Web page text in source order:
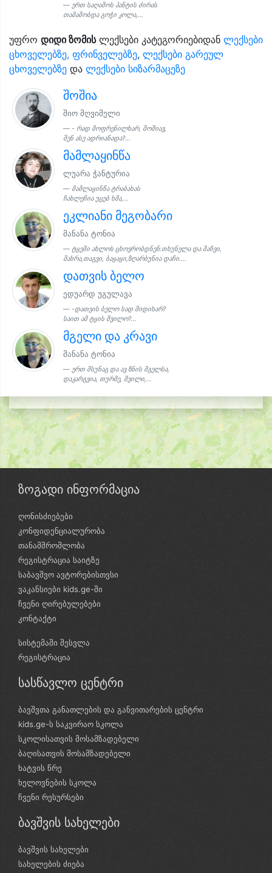
ერთ საღამოს პანტის ძირას
თამაშობდა გოჭი კოლა,...
უფრო დიდი ზომისლექსები კატეგორიებიდან ლექსები
ცხოველებზე, ფრინველებზე, ლექსები გარეულ
ცხოველებზე და ლექსები სიზარმაცეზე
შოშია
შიო მღვიმელი
- რად მოფრენილხარ, შოშიავ,
შენ ასე ადრიანადა?...
მამლაყინწა
ლუარა ჭანტურია
მამლაყინწა ტრაბახას
ჩახლეჩია უცებ ხმა,...
ეკლიანი მეგობარი
მანანა ტონია
ტყეში ახლოს ცხოვრობდნენ:თხუნელა და მაჩვი,
მახრა,თაგვი, ბაყაყი,ზღარბუნია დაჩი....
დათვის ბელო
ედუარდ უგულავა
-დათვის ბელო სად მიდიხარ?
საით ამ ტყის შვილო?...
მგელი და კრავი
მანანა ტონია
ერთ მსუნაგ და ავ ზნის მგელსა,
დაკარგვია, თურმე, შვილი,...
ზოგადი ინფორმაცია
ღონისძიებები
კონფიდენციალურობა
თანამშრომლობა
რეგისტრაცია საიტზე
საბავშვო ავტორებისთვსი
ვაკანსიები kids.ge-ში
ჩვენი ღირებულებები
კონტაქტი
სისტემაში შესვლა
რეგისტრაცია
სასწავლო ცენტრი
ბავშვთა განათლების და განვითარების ცენტრი
kids.ge-ს საკვირაო სკოლა
სკოლისათვის მოსამზადებელი
ბაღისათვის მოსამზადებელი
ხატვის წრე
ხელოვნების სკოლა
ჩვენი რესურსები
ბავშვის სახელები
ბავშვის სახელები
სახელების ძიება